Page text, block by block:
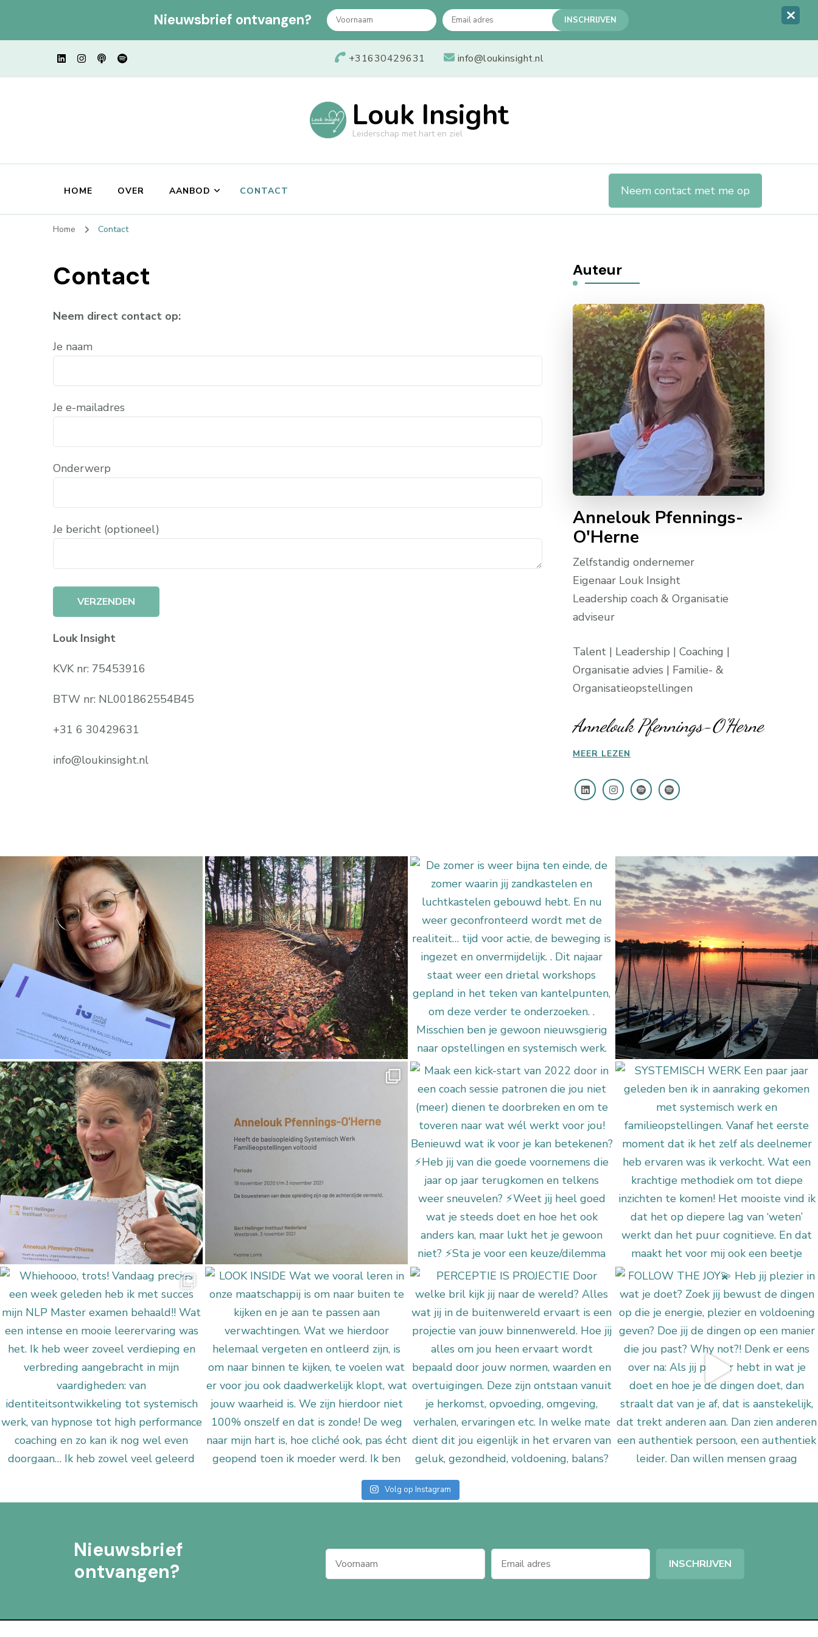
Nieuwsbrief ontvangen?
+31630429631 info@loukinsight.nl
Louk Insight
Leiderschap met hart en ziel
HOME OVER AANBOD CONTACT Neem contact met me op
Home Contact
Contact
Neem direct contact op:
Je naam
Je e-mailadres
Onderwerp
Je bericht (optioneel)
Louk Insight
KVK nr: 75453916
BTW nr: NL001862554B45
+31 6 30429631
info@loukinsight.nl
Auteur
Annelouk Pfennings-
O'Herne
Zelfstandig ondernemer
Eigenaar Louk Insight
Leadership coach & Organisatie
adviseur
Talent | Leadership | Coaching |
Organisatie advies | Familie- &
Organisatieopstellingen
Annelouk Pfennings-O'Herne
MEER LEZEN
Volg op Instagram
Nieuwsbrief
ontvangen?